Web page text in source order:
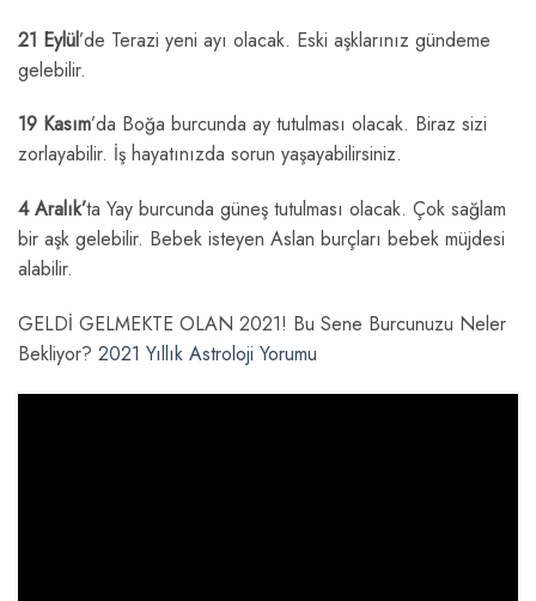
21 Eylül’de Terazi yeni ayı olacak. Eski aşklarınız gündeme
gelebilir.
19 Kasım’da Boğa burcunda ay tutulması olacak. Biraz sizi
zorlayabilir. İş hayatınızda sorun yaşayabilirsiniz.
4 Aralık’ta Yay burcunda güneş tutulması olacak. Çok sağlam
bir aşk gelebilir. Bebek isteyen Aslan burçları bebek müjdesi
alabilir.
GELDİ GELMEKTE OLAN 2021! Bu Sene Burcunuzu Neler
Bekliyor? 2021 Yıllık Astroloji Yorumu